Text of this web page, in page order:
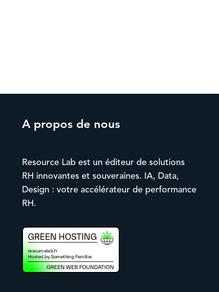
A propos de nous
Resource Lab est un éditeur de solutions
RH innovantes et souveraines. IA, Data,
Design : votre accélérateur de performance
RH.